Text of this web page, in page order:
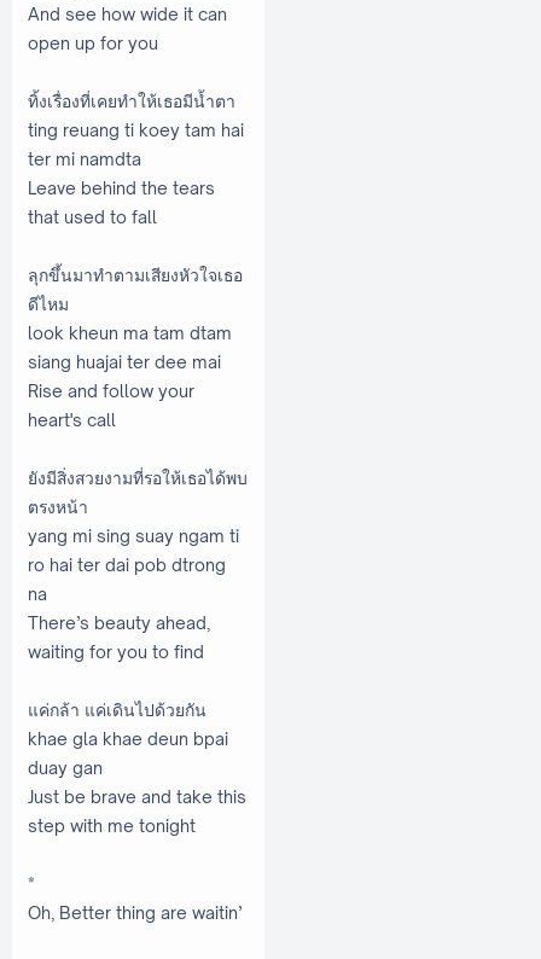
And see how wide it can
open up for you
ทิ้งเรื่องที่เคยทำให้เธอมีน้ำตา
ting reuang ti koey tam hai
ter mi namdta
Leave behind the tears
that used to fall
ลุกขึ้นมาทำตามเสียงหัวใจเธอ
ดีไหม
look kheun ma tam dtam
siang huajai ter dee mai
Rise and follow your
heart's call
ยังมีสิ่งสวยงามที่รอให้เธอได้พบ
ตรงหน้า
yang mi sing suay ngam ti
ro hai ter dai pob dtrong
na
There’s beauty ahead,
waiting for you to find
แค่กล้า แค่เดินไปด้วยกัน
khae gla khae deun bpai
duay gan
Just be brave and take this
step with me tonight
*
Oh, Better thing are waitin’